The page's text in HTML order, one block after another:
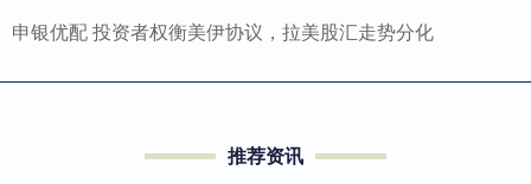
申银优配 投资者权衡美伊协议，拉美股汇走势分化
推荐资讯